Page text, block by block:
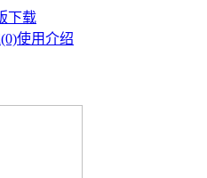
下载
使用介绍